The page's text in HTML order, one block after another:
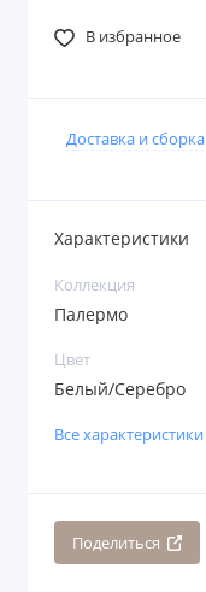
В избранное
Доставка и сборка
Характеристики
Коллекция
Палермо
Цвет
Белый/Серебро
Все характеристики
Поделиться